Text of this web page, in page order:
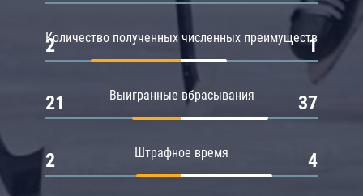
Количество полученных численных преимуществ
2 1
Выигранные вбрасывания
21 37
Штрафное время
2 4